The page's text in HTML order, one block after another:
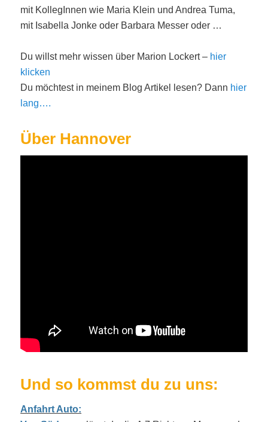
mit KollegInnen wie Maria Klein und Andrea Tuma,
mit Isabella Jonke oder Barbara Messer oder …
Du willst mehr wissen über Marion Lockert – hier
klicken
Du möchtest in meinem Blog Artikel lesen? Dann hier
lang….
Über Hannover
Und so kommst du zu uns:
Anfahrt Auto: